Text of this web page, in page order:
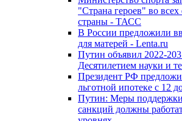
"Страна героев" во
страны - ТАСС
В России предложили
для матерей - Lenta.ru
Путин объявил 2022-
Десятилетием науки и
Президент РФ
льготной ипотеке с 12
Путин: Меры
санкций должны